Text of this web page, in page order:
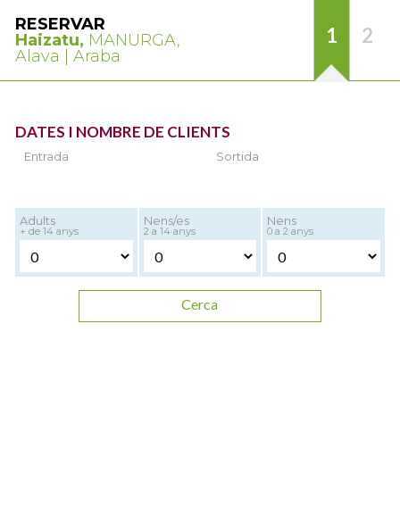
RESERVAR
Haizatu, MANURGA,
Alava | Araba
1 2
DATES I NOMBRE DE CLIENTS
Entrada Sortida
Adults
+ de 14 anys
Nens/es
2 a 14 anys
Nens
0 a 2 anys
Cerca